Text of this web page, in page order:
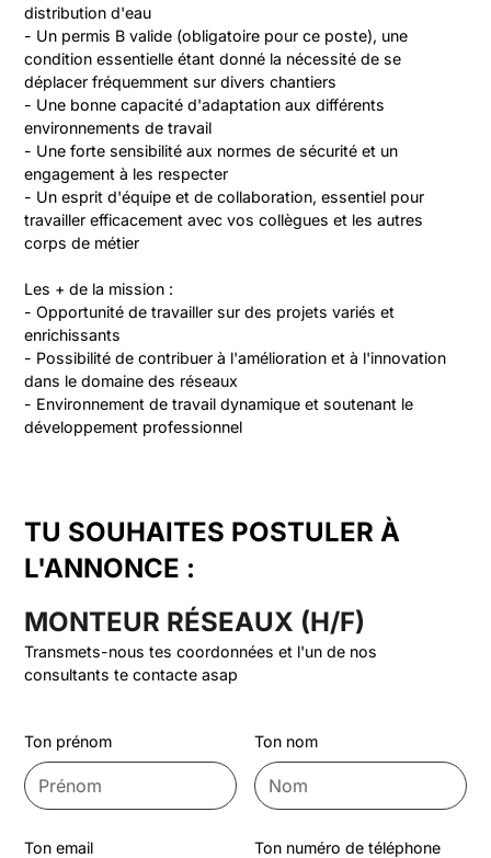
distribution d'eau
- Un permis B valide (obligatoire pour ce poste), une
condition essentielle étant donné la nécessité de se
déplacer fréquemment sur divers chantiers
- Une bonne capacité d'adaptation aux différents
environnements de travail
- Une forte sensibilité aux normes de sécurité et un
engagement à les respecter
- Un esprit d'équipe et de collaboration, essentiel pour
travailler efficacement avec vos collègues et les autres
corps de métier
Les + de la mission :
- Opportunité de travailler sur des projets variés et
enrichissants
- Possibilité de contribuer à l'amélioration et à l'innovation
dans le domaine des réseaux
- Environnement de travail dynamique et soutenant le
développement professionnel
TU SOUHAITES POSTULER À
L'ANNONCE :
MONTEUR RÉSEAUX (H/F)
Transmets-nous tes coordonnées et l'un de nos
consultants te contacte asap
Ton prénom Ton nom
Ton email Ton numéro de téléphone